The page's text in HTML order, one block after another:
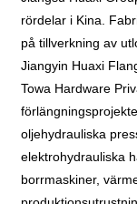
rördelar i Kina.
på tillverkning av
Jiangyin Huaxi
Towa Hardware
oljehydrauliska
elektrohydrauliska
borrmaskiner,